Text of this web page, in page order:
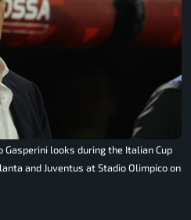
looks during the Italian Cup
and Juventus at Stadio Olimpico on